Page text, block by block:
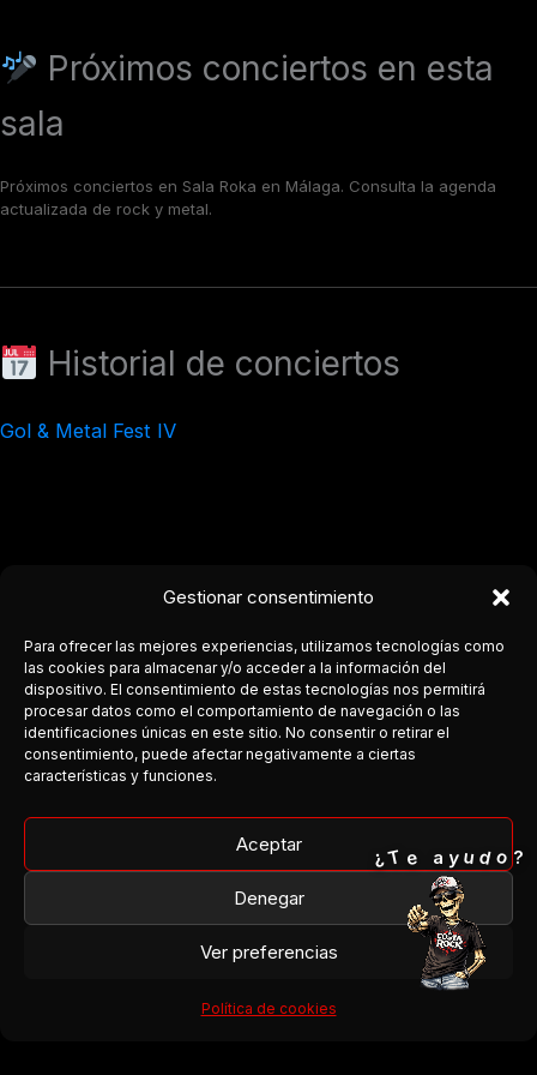
Gestionar consentimiento
Para ofrecer las mejores experiencias, utilizamos tecnologías como
las cookies para almacenar y/o acceder a la información del
dispositivo. El consentimiento de estas tecnologías nos permitirá
procesar datos como el comportamiento de navegación o las
identificaciones únicas en este sitio. No consentir o retirar el
consentimiento, puede afectar negativamente a ciertas
características y funciones.
Aceptar
Denegar
Ver preferencias
Política de cookies
Próximos conciertos en esta
sala
Próximos conciertos en Sala Roka en Málaga. Consulta la agenda
actualizada de rock y metal.
Historial de conciertos
Gol & Metal Fest IV
COSTA DEL ROCK
Medio independiente dedicado a la escena rock y metal en
Facebook
¿Tienes una banda?
¿T e a y udo ?